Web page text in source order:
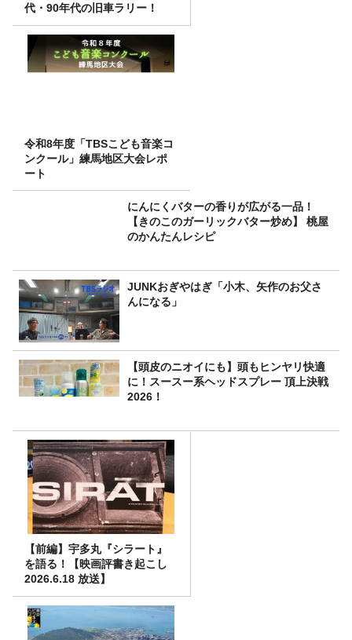
代・90年代の旧車ラリー！
令和8年度「TBSこども音楽コ
ンクール」練馬地区大会レポ
ート
にんにくバターの香りが広がる一品！
【きのこのガーリックバター炒め】 桃屋
のかんたんレシピ
JUNKおぎやはぎ「小木、矢作のお父さ
んになる」
【頭皮のニオイにも】頭もヒンヤリ快適
に！スースー系ヘッドスプレー 頂上決戦
2026！
【前編】宇多丸『シラート』
を語る！【映画評書き起こし
2026.6.18 放送】